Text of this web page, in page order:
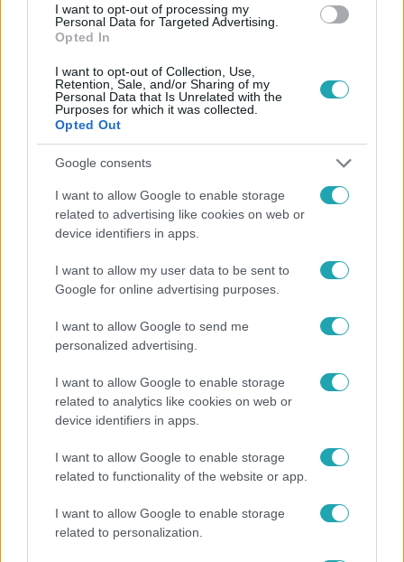
I want to opt-out of processing my
Personal Data for Targeted Advertising.
Opted In
I want to opt-out of Collection, Use,
Retention, Sale, and/or Sharing of my
Personal Data that Is Unrelated with the
Purposes for which it was collected.
Opted Out
Google consents
I want to allow Google to enable storage
related to advertising like cookies on web or
device identifiers in apps.
I want to allow my user data to be sent to
Google for online advertising purposes.
I want to allow Google to send me
personalized advertising.
I want to allow Google to enable storage
related to analytics like cookies on web or
device identifiers in apps.
I want to allow Google to enable storage
related to functionality of the website or app.
I want to allow Google to enable storage
related to personalization.
Népszerű
7:51
Fókusz
visszalépő Majkát a SIC Feszten
17:24